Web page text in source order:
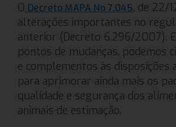
O Decreto MAPA No 7.045, de 22/
alterações importantes no
anterior (Decreto 6.296/2007).
pontos de mudanças, podemos
e complementos às disposições
para aprimorar ainda mais os
qualidade e segurança dos
animais de estimação.